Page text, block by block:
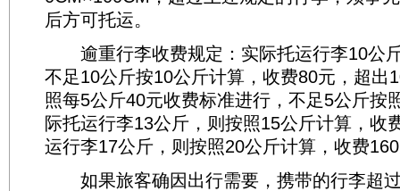
后方可托运。
逾重行李收费规定：实际托运行李10公
不足10公斤按10公斤计算，收费80元，超出
照每5公斤40元收费标准进行，不足5公斤按
际托运行李13公斤，则按照15公斤计算，收
运行李17公斤，则按照20公斤计算，收费
如果旅客确因出行需要，携带的行李超